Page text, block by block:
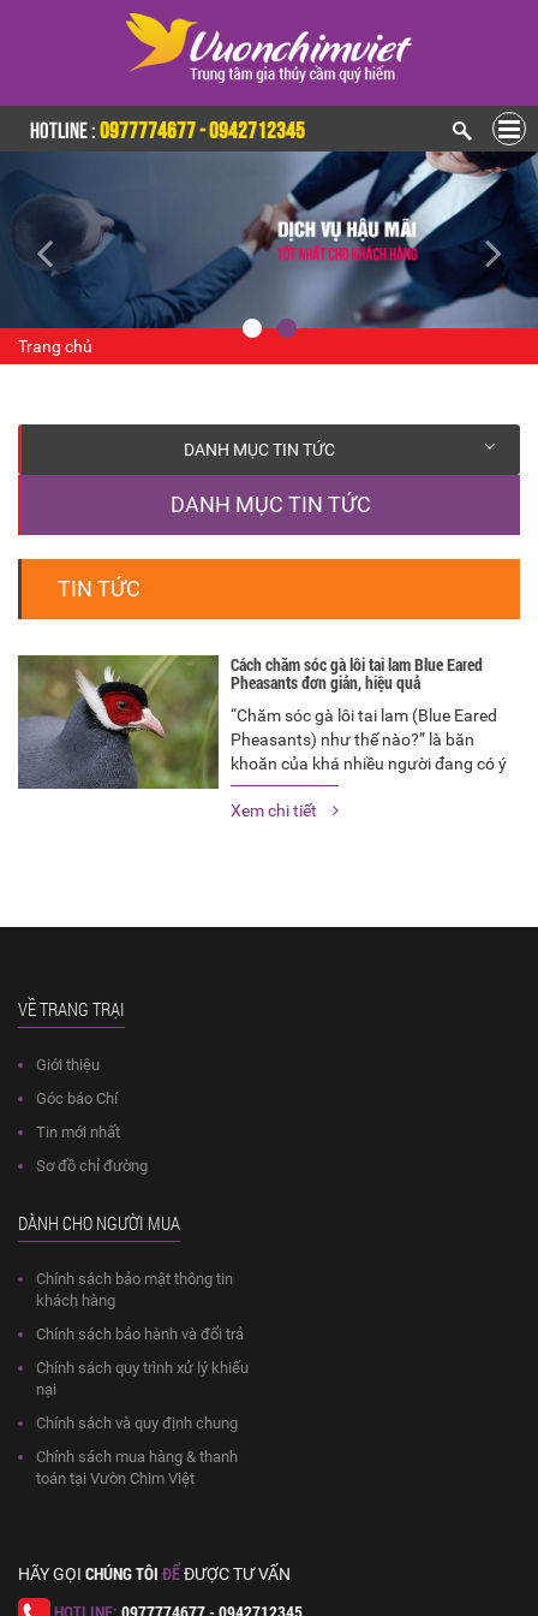
HOTLINE :0977774677 - 0942712345
Trang chủ
DANH MỤC TIN TỨC
DANH MỤC TIN TỨC
TIN TỨC
Cách chăm sóc gà lôi tai lam Blue Eared
Pheasants đơn giản, hiệu quả
“Chăm sóc gà lôi tai lam (Blue Eared
Pheasants) như thế nào?” là băn
khoăn của khá nhiều người đang có ý
định nuôi chúng để làm cảnh. Dưới
đây, Vườn Chim Việt sẽ chia sẻ kiến
Xem chi tiết
VỀ TRANG TRẠI
Giới thiệu
Góc báo Chí
Tin mới nhất
Sơ đồ chỉ đường
DÀNH CHO NGƯỜI MUA
Chính sách bảo mật thông tin
khách hàng
Chính sách bảo hành và đổi trả
Chính sách quy trình xử lý khiếu
nại
Chính sách và quy định chung
Chính sách mua hàng & thanh
toán tại Vườn Chim Việt
HÃY GỌI CHÚNG TÔI ĐỂĐƯỢC TƯ VẤN